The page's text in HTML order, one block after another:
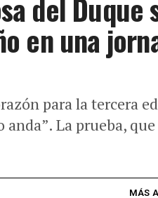
del
en una
para la tercera
La prueba,
MÁS